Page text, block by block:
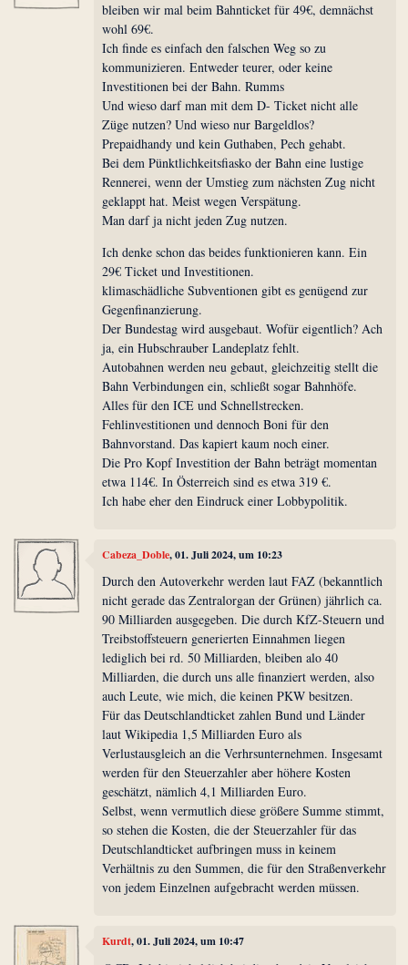
bleiben wir mal beim Bahnticket für 49€, demnächst
wohl 69€.
Ich finde es einfach den falschen Weg so zu
kommunizieren. Entweder teurer, oder keine
Investitionen bei der Bahn. Rumms
Und wieso darf man mit dem D- Ticket nicht alle
Züge nutzen? Und wieso nur Bargeldlos?
Prepaidhandy und kein Guthaben, Pech gehabt.
Bei dem Pünktlichkeitsfiasko der Bahn eine lustige
Rennerei, wenn der Umstieg zum nächsten Zug nicht
geklappt hat. Meist wegen Verspätung.
Man darf ja nicht jeden Zug nutzen.
Ich denke schon das beides funktionieren kann. Ein
29€ Ticket und Investitionen.
klimaschädliche Subventionen gibt es genügend zur
Gegenfinanzierung.
Der Bundestag wird ausgebaut. Wofür eigentlich? Ach
ja, ein Hubschrauber Landeplatz fehlt.
Autobahnen werden neu gebaut, gleichzeitig stellt die
Bahn Verbindungen ein, schließt sogar Bahnhöfe.
Alles für den ICE und Schnellstrecken.
Fehlinvestitionen und dennoch Boni für den
Bahnvorstand. Das kapiert kaum noch einer.
Die Pro Kopf Investition der Bahn beträgt momentan
etwa 114€. In Österreich sind es etwa 319 €.
Ich habe eher den Eindruck einer Lobbypolitik.
Cabeza_Doble, 01. Juli 2024, um 10:23
Durch den Autoverkehr werden laut FAZ (bekanntlich
nicht gerade das Zentralorgan der Grünen) jährlich ca.
90 Milliarden ausgegeben. Die durch KfZ-Steuern und
Treibstoffsteuern generierten Einnahmen liegen
lediglich bei rd. 50 Milliarden, bleiben alo 40
Milliarden, die durch uns alle finanziert werden, also
auch Leute, wie mich, die keinen PKW besitzen.
Für das Deutschlandticket zahlen Bund und Länder
laut Wikipedia 1,5 Milliarden Euro als
Verlustausgleich an die Verhrsunternehmen. Insgesamt
werden für den Steuerzahler aber höhere Kosten
geschätzt, nämlich 4,1 Milliarden Euro.
Selbst, wenn vermutlich diese größere Summe stimmt,
so stehen die Kosten, die der Steuerzahler für das
Deutschlandticket aufbringen muss in keinem
Verhältnis zu den Summen, die für den Straßenverkehr
von jedem Einzelnen aufgebracht werden müssen.
Kurdt, 01. Juli 2024, um 10:47